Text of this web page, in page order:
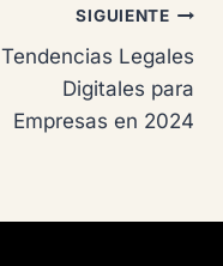
SIGUIENTE
Tendencias Legales
Digitales para
Empresas en 2024